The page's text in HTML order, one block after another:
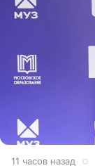
11 часов назад